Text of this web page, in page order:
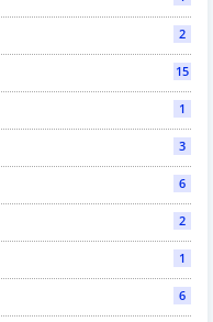
2
15
1
3
6
2
1
6